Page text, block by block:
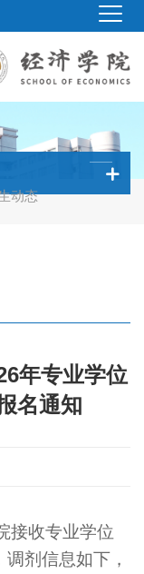
动态
年专业学位
名通知
接收专业学位
剂信息如下，